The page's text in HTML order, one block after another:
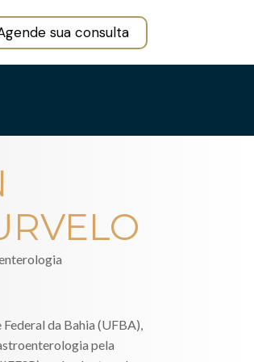
sua consulta
da Bahia (UFBA),
pela